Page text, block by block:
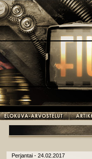
Perjantai - 24.02.2017